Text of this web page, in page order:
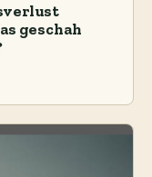
geschah